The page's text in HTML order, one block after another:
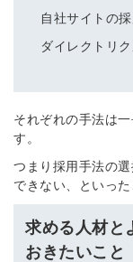
自社サイトの
ダイレクトリ
それぞれの手法は
す。
つまり採用手法の
できない、といっ
求める人材と
おきたいこと
をご利用する
要です。